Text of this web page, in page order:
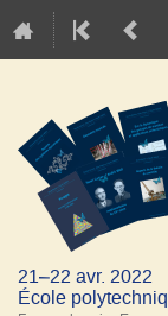
21–22 avr. 2022
École